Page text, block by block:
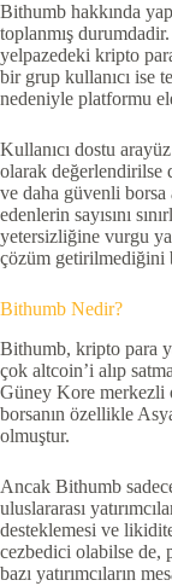
Bithumb hakkında
toplanmış
yelpazedeki kripto
bir grup kullanıcı ise
nedeniyle platformu
Kullanıcı dostu
olarak değerlendirilse
ve daha güvenli borsa
edenlerin sayısını
yetersizliğine vurgu
çözüm getirilmediğini
Bithumb Nedir?
Bithumb, kripto para
çok altcoin’i alıp
Güney Kore merkezli
borsanın özellikle
olmuştur.
Ancak Bithumb
uluslararası
desteklemesi ve
cezbedici olabilse de,
bazı yatırımcıların